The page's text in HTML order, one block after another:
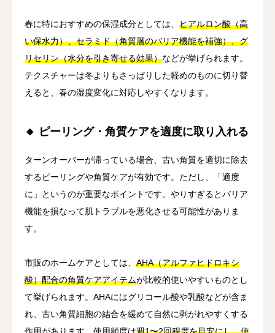
春に特におすすめの保湿成分としては、 ヒアルロン酸（高
い保水力）、セラミド（角質層のバリア機能を補強）、グ
リセリン（水分を引き寄せる効果）などが挙げられます。
テクスチャーは冬よりもさっぱりした軽めのものに切り替
えると、春の湿度変化に対応しやすくなります。
🔸 ピーリング・角質ケアを適度に取り入れる
ターンオーバーが滞っている場合、古い角質を適切に除去
するピーリングや角質ケアが有効です。ただし、「適度
に」というのが重要なポイントです。やりすぎるとバリア
機能を損なって肌トラブルを悪化させる可能性がありま
す。
市販のホームケアとしては、 AHA（アルファヒドロキシ
酸）配合の角質ケアアイテムが比較的使いやすいものとし
て挙げられます。AHAにはグリコール酸や乳酸などが含ま
れ、古い角質細胞の結合を緩めて自然に剥がれやすくする
作用があります。使用頻度は週1〜2回程度を目安にし、使